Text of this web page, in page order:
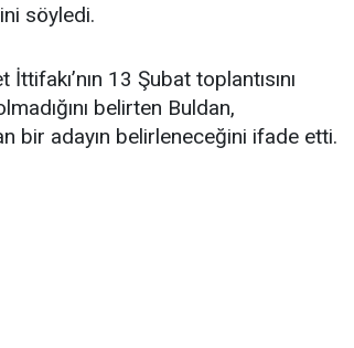
söyledi.
13 Şubat toplantısını
belirten Buldan,
bir adayın belirleneceğini ifade etti.